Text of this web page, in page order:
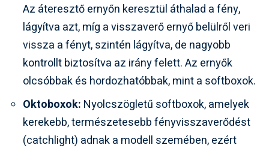
Az áteresztő ernyőn keresztül áthalad a fény,
lágyítva azt, míg a visszaverő ernyő belülről veri
vissza a fényt, szintén lágyítva, de nagyobb
kontrollt biztosítva az irány felett. Az ernyők
olcsóbbak és hordozhatóbbak, mint a softboxok.
Oktoboxok: Nyolcszögletű softboxok, amelyek
kerekebb, természetesebb fényvisszaverődést
(catchlight) adnak a modell szemében, ezért